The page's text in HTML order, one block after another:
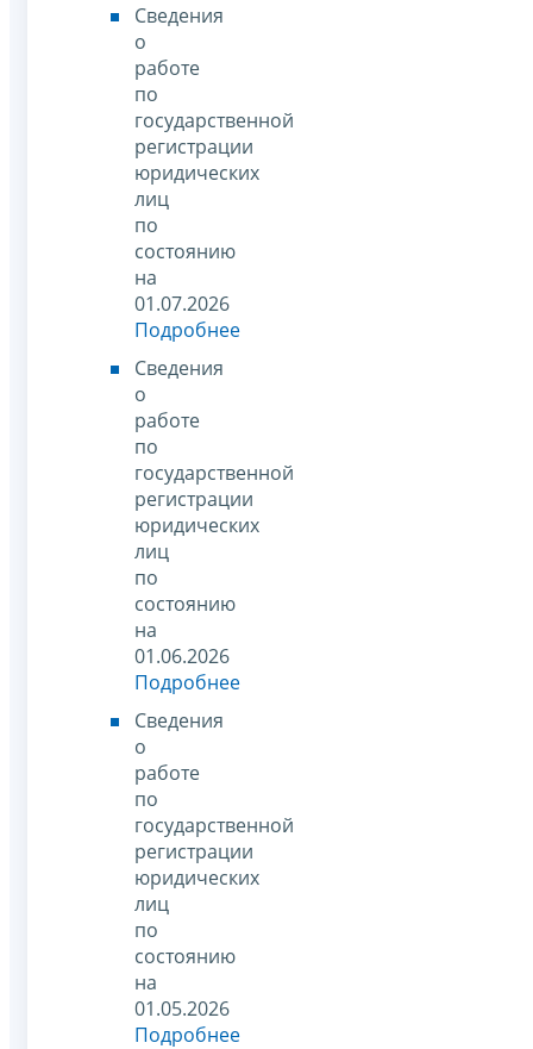
Сведения
о
работе
по
государственной
регистрации
юридических
лиц
по
состоянию
на
01.07.2026
Подробнее
Сведения
о
работе
по
государственной
регистрации
юридических
лиц
по
состоянию
на
01.06.2026
Подробнее
Сведения
о
работе
по
государственной
регистрации
юридических
лиц
по
состоянию
на
01.05.2026
Подробнее